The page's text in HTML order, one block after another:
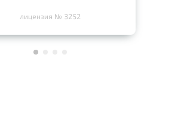
лицензия № 3252